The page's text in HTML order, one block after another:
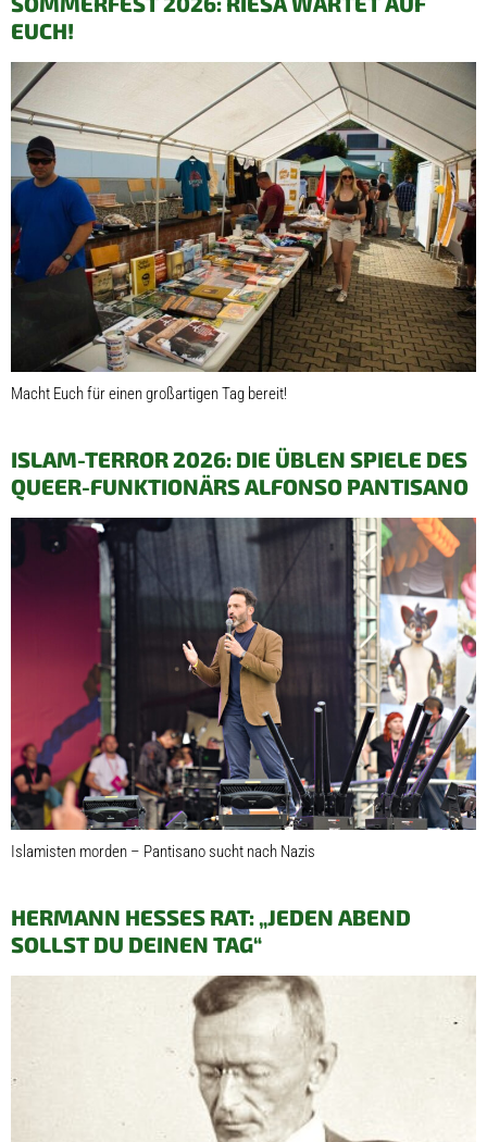
EUCH!
Macht Euch für einen großartigen Tag bereit!
ISLAM-TERROR 2026: DIE ÜBLEN SPIELE DES
QUEER-FUNKTIONÄRS ALFONSO PANTISANO
Islamisten morden – Pantisano sucht nach Nazis
HERMANN HESSES RAT: „JEDEN ABEND
SOLLST DU DEINEN TAG“